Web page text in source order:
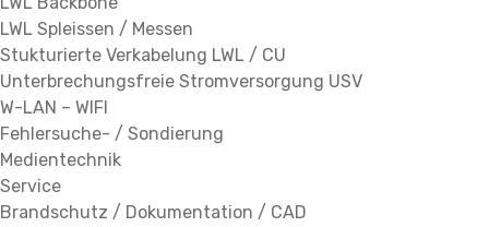
LWL Spleissen / Messen
Stukturierte Verkabelung LWL / CU
Unterbrechungsfreie Stromversorgung USV
W-LAN – WIFI
Fehlersuche- / Sondierung
Medientechnik
Service
Brandschutz / Dokumentation / CAD